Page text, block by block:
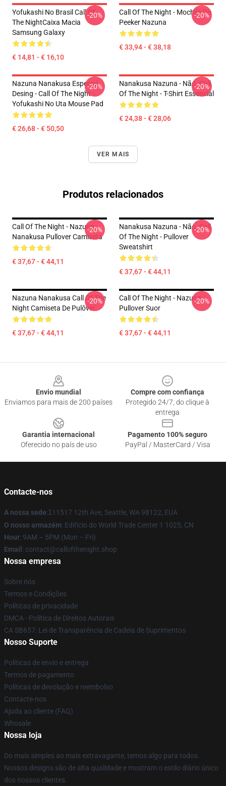
Yofukashi No Brasil Call Of
The NightCaixa Macia
Samsung Galaxy
€ 14,81 - € 16,10
-20%
Call Of The Night - Mochila De
Peeker Nazuna
€ 33,94 - € 38,18
-20%
Nazuna Nanakusa Especial
Desing - Call Of The Night -
Yofukashi No Uta Mouse Pad
€ 26,68 - € 50,50
-20%
Nanakusa Nazuna - Não. Call
Of The Night - T-Shirt Essencial
€ 24,38 - € 28,06
-20%
VER MAIS
Produtos relacionados
Call Of The Night - Nazuna
Nanakusa Pullover Camiseta
€ 37,67 - € 44,11
-20%
Nanakusa Nazuna - Não. Call
Of The Night - Pullover
Sweatshirt
€ 37,67 - € 44,11
-20%
Nazuna Nanakusa Call Of The
Night Camiseta De Pulôver
€ 37,67 - € 44,11
-20%
Call Of The Night - Nazuna
Pullover Suor
€ 37,67 - € 44,11
-20%
Envio mundial
Enviamos para mais de 200 países
Compre com confiança
Protegido 24/7, do clique à
entrega
Garantia internacional
Oferecido no país de uso
Pagamento 100% seguro
PayPal / MasterCard / Visa
Contacte-nos
A nossa sede:1 11517 12th Ave, Seattle, WA 98122, EUA
O nosso armazém: Edifício do World Trade Center 1 1025, CN
Hour: 9AM – 5PM (Mon – Fri)
Email : contact@callofthenight.shop
Nossa empresa
Sobre nós
Termos e Condições
Políticas de privacidade
DMCA - Política de Direitos Autorais
CA SB657: Lei de Transparência de Cadeia de Suprimentos
Nosso Suporte
Políticas de envio e entrega
Termos de pagamento
Políticas de devolução e reembolso
Contacte-nos
Ajuda ao cliente (FAQ)
Whosale
Nossa loja
Do mais simples ao mais extravagante, temos algo para todos.
Nossos designs são de alta qualidade e mostram o estilo diário único
dos nossos clientes.